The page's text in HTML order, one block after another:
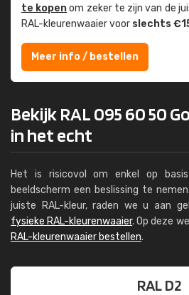
te kopenom zeker te zijn van de
RAL-kleuren­waaier voor slechts
Meer info / bestellen
Bekijk RAL 095 60 50
in het echt
Het is risicovol om enkel op
beeldscherm een beslissing te
juiste RAL-kleur, raden we u aan
fysieke RAL-kleurenwaaier. Op deze
RAL-kleurenwaaier bestellen.
RAL D2